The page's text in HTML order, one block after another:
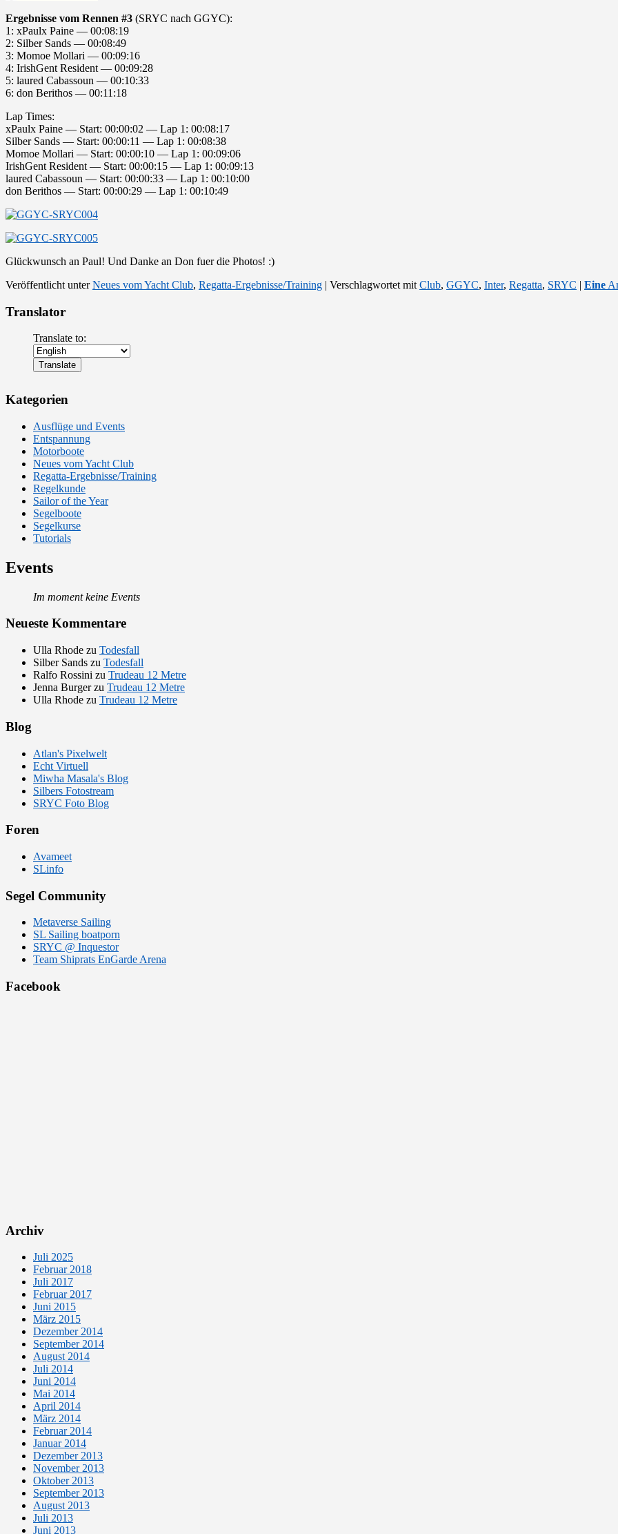
Ergebnisse vom Rennen #3 (SRYC nach GGYC):
1: xPaulx Paine — 00:08:19
2: Silber Sands — 00:08:49
3: Momoe Mollari — 00:09:16
4: IrishGent Resident — 00:09:28
5: laured Cabassoun — 00:10:33
6: don Berithos — 00:11:18
Lap Times:
xPaulx Paine — Start: 00:00:02 — Lap 1: 00:08:17
Silber Sands — Start: 00:00:11 — Lap 1: 00:08:38
Momoe Mollari — Start: 00:00:10 — Lap 1: 00:09:06
IrishGent Resident — Start: 00:00:15 — Lap 1: 00:09:13
laured Cabassoun — Start: 00:00:33 — Lap 1: 00:10:00
don Berithos — Start: 00:00:29 — Lap 1: 00:10:49
Glückwunsch an Paul! Und Danke an Don fuer die Photos! :)
Veröffentlicht unter Neues vom Yacht Club, Regatta-Ergebnisse/Training | Verschlagwortet mit Club, GGYC, Inter, Regatta, SRYC | Eine
Translator
Translate to:
Kategorien
Ausflüge und Events
Entspannung
Motorboote
Neues vom Yacht Club
Regatta-Ergebnisse/Training
Regelkunde
Sailor of the Year
Segelboote
Segelkurse
Tutorials
Events
Im moment keine Events
Neueste Kommentare
Ulla Rhode zu Todesfall
Silber Sands zu Todesfall
Ralfo Rossini zu Trudeau 12 Metre
Jenna Burgerzu Trudeau 12 Metre
Ulla Rhode zu Trudeau 12 Metre
Blog
Atlan's Pixelwelt
Echt Virtuell
Miwha Masala's Blog
Silbers Fotostream
SRYC Foto Blog
Foren
Avameet
SLinfo
Segel Community
Metaverse Sailing
SL Sailing boatporn
SRYC @ Inquestor
Team Shiprats EnGarde Arena
Facebook
Archiv
Juli 2025
Februar 2018
Juli 2017
Februar 2017
Juni 2015
März 2015
Dezember 2014
September 2014
August 2014
Juli 2014
Juni 2014
Mai 2014
April 2014
März 2014
Februar 2014
Januar 2014
Dezember 2013
November 2013
Oktober 2013
September 2013
August 2013
Juli 2013
Juni 2013